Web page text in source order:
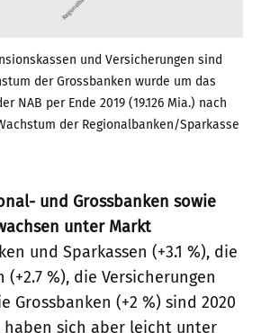
und Versicherungen sind
der Grossbanken wurde um das
NAB per Ende 2019 (19.126 Mia.) nach
der Regionalbanken/Sparkasse
und Grossbanken sowie
unter Markt
und Sparkassen (+3.1 %), die
%), die Versicherungen
Grossbanken (+2 %) sind 2020
haben sich aber leicht unter